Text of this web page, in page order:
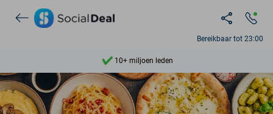
Bereikbaar tot 23:00
Ontdek 15.000+ deals
10+ miljoen leden
9,4
Ontdek 15.000+ deals